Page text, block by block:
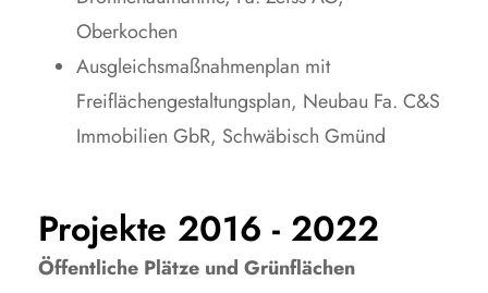
Oberkochen
Ausgleichsmaßnahmenplan mit
Freiflächengestaltungsplan, Neubau Fa. C&S
Immobilien GbR, Schwäbisch Gmünd
Projekte 2016 - 2022
Öffentliche Plätze und Grünflächen